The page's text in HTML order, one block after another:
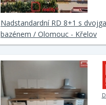
Nadstandardní RD 8+1 s
bazénem / Olomouc - Křelov